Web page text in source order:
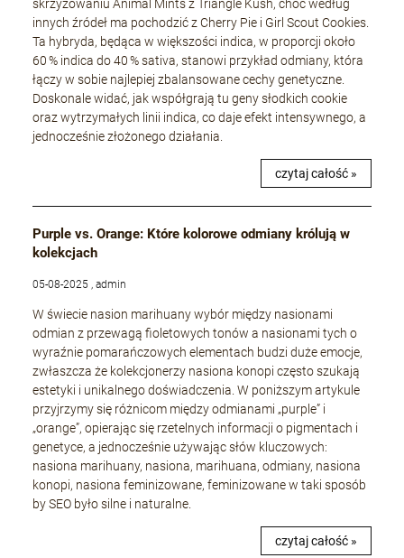
skrzyżowaniu Animal Mints z Triangle Kush, choć według
innych źródeł ma pochodzić z Cherry Pie i Girl Scout Cookies.
Ta hybryda, będąca w większości indica, w proporcji około
60 % indica do 40 % sativa, stanowi przykład odmiany, która
łączy w sobie najlepiej zbalansowane cechy genetyczne.
Doskonale widać, jak współgrają tu geny słodkich cookie
oraz wytrzymałych linii indica, co daje efekt intensywnego, a
jednocześnie złożonego działania.
czytaj całość »
Purple vs. Orange: Które kolorowe odmiany królują w
kolekcjach
05-08-2025 , admin
W świecie nasion marihuany wybór między nasionami
odmian z przewagą fioletowych tonów a nasionami tych o
wyraźnie pomarańczowych elementach budzi duże emocje,
zwłaszcza że kolekcjonerzy nasiona konopi często szukają
estetyki i unikalnego doświadczenia. W poniższym artykule
przyjrzymy się różnicom między odmianami „purple” i
„orange”, opierając się rzetelnych informacji o pigmentach i
genetyce, a jednocześnie używając słów kluczowych:
nasiona marihuany, nasiona, marihuana, odmiany, nasiona
konopi, nasiona feminizowane, feminizowane w taki sposób
by SEO było silne i naturalne.
czytaj całość »